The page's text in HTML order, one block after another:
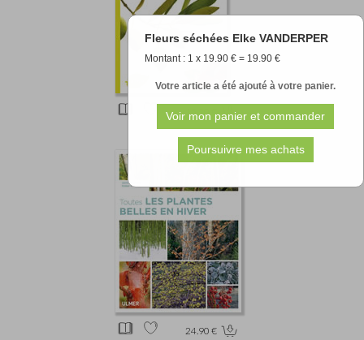
Fleurs séchées Elke VANDERPER
Montant : 1 x 19.90 € = 19.90 €
Votre article a été ajouté à votre panier.
24.90 €